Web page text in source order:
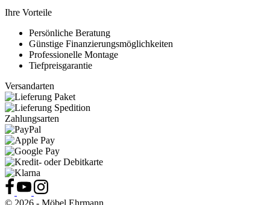
Ihre Vorteile
Persönliche Beratung
Günstige Finanzierungsmöglichkeiten
Professionelle Montage
Tiefpreisgarantie
Versandarten
Zahlungsarten
© 2026 - Möbel Ehrmann